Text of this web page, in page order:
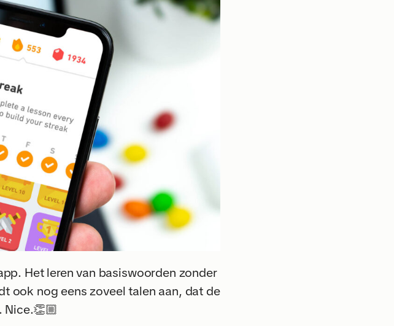
Het leren van basiswoorden zonder
ook nog eens zoveel talen aan, dat de
Nice.👏🏼